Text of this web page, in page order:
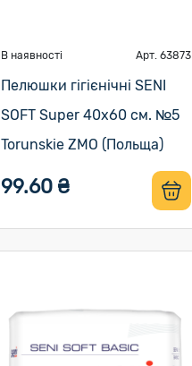
В наявності Арт. 63873
Пелюшки гігієнічні SENI
SOFT Super 40х60 см. №5
Torunskie ZMO (Польща)
99.60 ₴